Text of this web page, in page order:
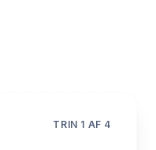
TRIN 1 AF 4